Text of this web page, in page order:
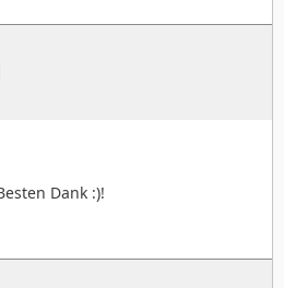
Dank :)!